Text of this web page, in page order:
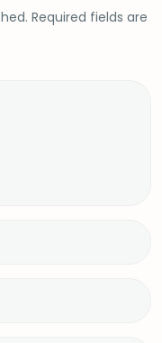
Required fields are